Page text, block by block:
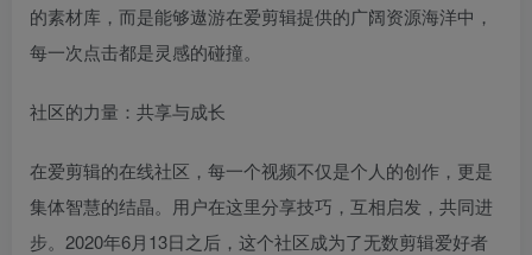
的素材库，而是能够遨游在爱剪辑提供的广阔资源海洋中，
每一次点击都是灵感的碰撞。
社区的力量：共享与成长
在爱剪辑的在线社区，每一个视频不仅是个人的创作，更是
集体智慧的结晶。用户在这里分享技巧，互相启发，共同进
步。2020年6月13日之后，这个社区成为了无数剪辑爱好者